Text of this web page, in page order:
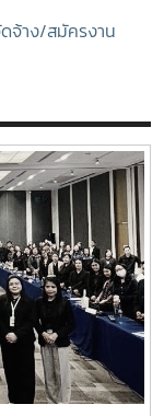
จ้าง/สมัครงาน